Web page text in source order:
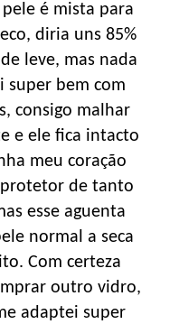
é mista para
diria uns 85%
leve, mas nada
super bem com
consigo malhar
e ele fica intacto
meu coração
de tanto
esse aguenta
normal a seca
Com certeza
outro vidro,
adaptei super